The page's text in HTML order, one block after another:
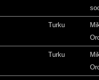
Turku
Turku